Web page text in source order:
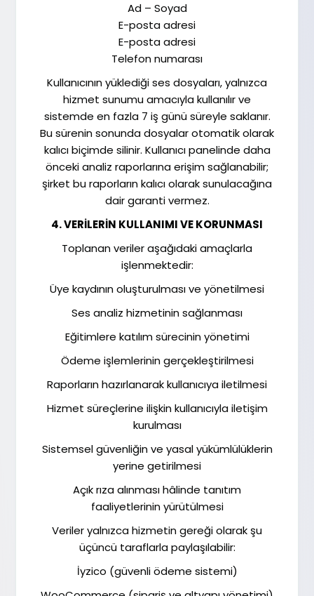
Ad – Soyad
E-posta adresi
E-posta adresi
Telefon numarası
Kullanıcının yüklediği ses dosyaları, yalnızca
hizmet sunumu amacıyla kullanılır ve
sistemde en fazla 7 iş günü süreyle saklanır.
Bu sürenin sonunda dosyalar otomatik olarak
kalıcı biçimde silinir. Kullanıcı panelinde daha
önceki analiz raporlarına erişim sağlanabilir;
şirket bu raporların kalıcı olarak sunulacağına
dair garanti vermez.
4. VERİLERİN KULLANIMI VE KORUNMASI
Toplanan veriler aşağıdaki amaçlarla
işlenmektedir:
Üye kaydının oluşturulması ve yönetilmesi
Ses analiz hizmetinin sağlanması
Eğitimlere katılım sürecinin yönetimi
Ödeme işlemlerinin gerçekleştirilmesi
Raporların hazırlanarak kullanıcıya iletilmesi
Hizmet süreçlerine ilişkin kullanıcıyla iletişim
kurulması
Sistemsel güvenliğin ve yasal yükümlülüklerin
yerine getirilmesi
Açık rıza alınması hâlinde tanıtım
faaliyetlerinin yürütülmesi
Veriler yalnızca hizmetin gereği olarak şu
üçüncü taraflarla paylaşılabilir:
İyzico (güvenli ödeme sistemi)